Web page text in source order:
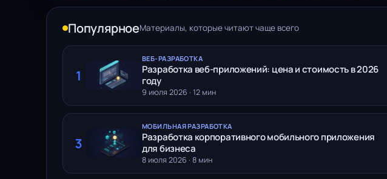
ПопулярноеМатериалы, которые читают чаще всего
1
ВЕБ-РАЗРАБОТКА
Разработка веб-приложений: цена и стоимость в 2026
году
9 июля 2026 · 12 мин
3
МОБИЛЬНАЯ РАЗРАБОТКА
Разработка корпоративного мобильного приложения
для бизнеса
8 июля 2026 · 8 мин